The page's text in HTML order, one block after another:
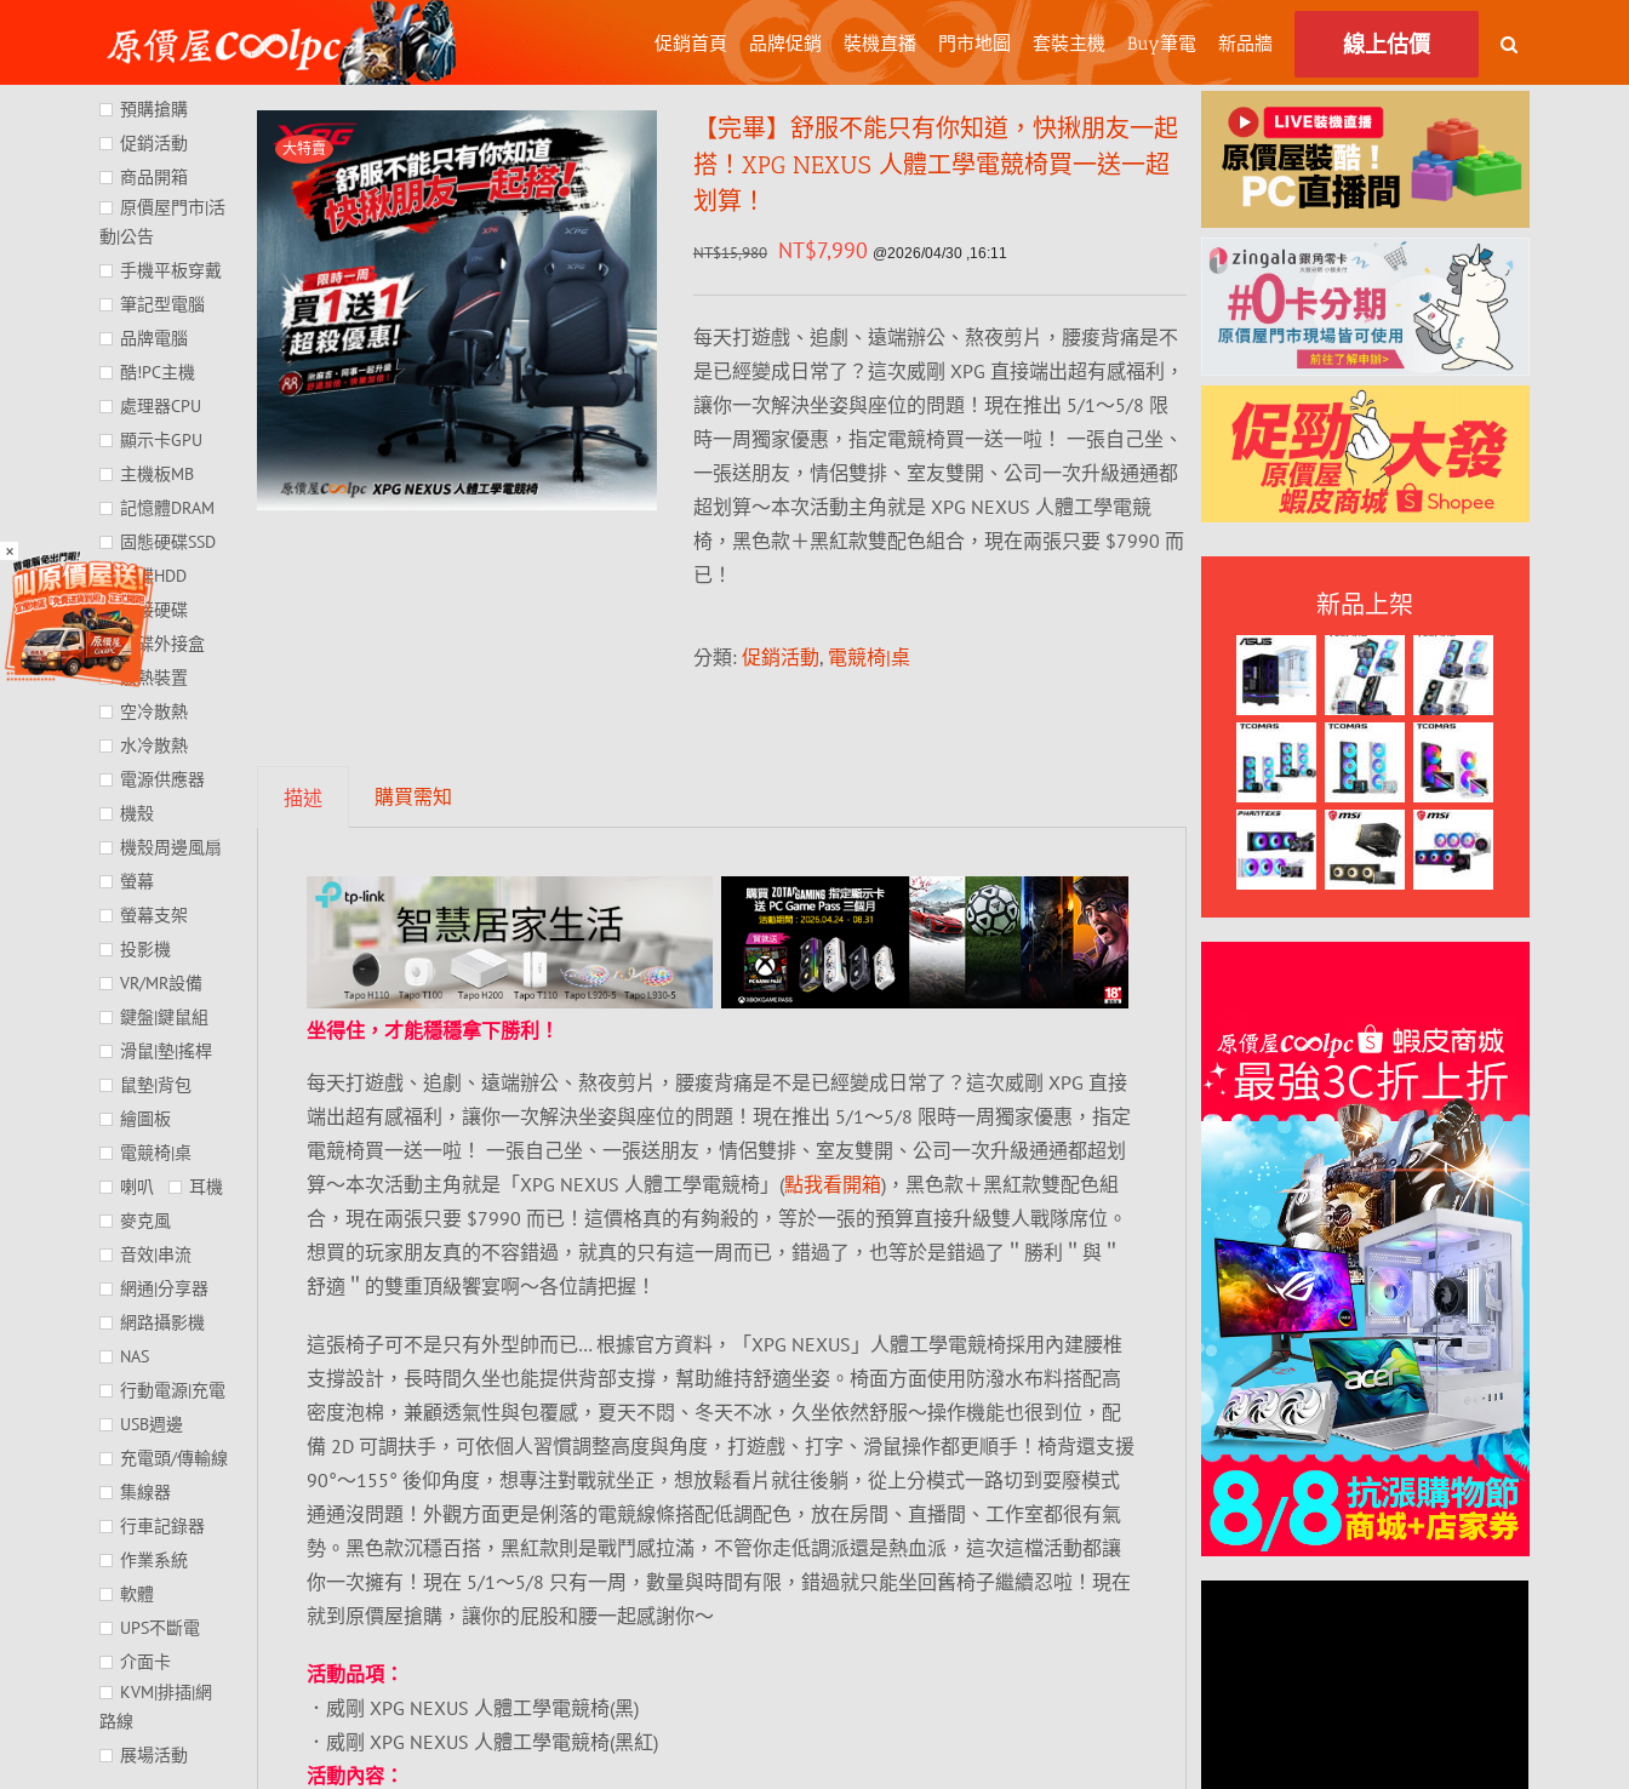
×
content
促銷首頁 品牌促銷 裝機直播 門市地圖 套裝主機 Buy筆電 新品牆 線上估價
大特賣
【完畢】舒服不能只有你知道，快揪朋友一起
搭！XPG NEXUS 人體工學電競椅買一送一超
划算！
NT$15,980 NT$7,990 @2026/04/30 ,16:11
每天打遊戲、追劇、遠端辦公、熬夜剪片，腰痠背痛是不
是已經變成日常了？這次威剛 XPG 直接端出超有感福利，
讓你一次解決坐姿與座位的問題！現在推出 5/1～5/8 限
時一周獨家優惠，指定電競椅買一送一啦！ 一張自己坐、
一張送朋友，情侶雙排、室友雙開、公司一次升級通通都
超划算～本次活動主角就是 XPG NEXUS 人體工學電競
椅，黑色款＋黑紅款雙配色組合，現在兩張只要 $7990 而
已！
分類: 促銷活動, 電競椅|桌
描述 購買需知
坐得住，才能穩穩拿下勝利！
每天打遊戲、追劇、遠端辦公、熬夜剪片，腰痠背痛是不是已經變成日常了？這次威剛 XPG 直接
端出超有感福利，讓你一次解決坐姿與座位的問題！現在推出 5/1～5/8 限時一周獨家優惠，指定
電競椅買一送一啦！ 一張自己坐、一張送朋友，情侶雙排、室友雙開、公司一次升級通通都超划
算～本次活動主角就是「XPG NEXUS 人體工學電競椅」(點我看開箱)，黑色款＋黑紅款雙配色組
合，現在兩張只要 $7990 而已！這價格真的有夠殺的，等於一張的預算直接升級雙人戰隊席位。
想買的玩家朋友真的不容錯過，就真的只有這一周而已，錯過了，也等於是錯過了＂勝利＂與＂
舒適＂的雙重頂級饗宴啊～各位請把握！
這張椅子可不是只有外型帥而已… 根據官方資料，「XPG NEXUS」人體工學電競椅採用內建腰椎
支撐設計，長時間久坐也能提供背部支撐，幫助維持舒適坐姿。椅面方面使用防潑水布料搭配高
密度泡棉，兼顧透氣性與包覆感，夏天不悶、冬天不冰，久坐依然舒服～操作機能也很到位，配
備 2D 可調扶手，可依個人習慣調整高度與角度，打遊戲、打字、滑鼠操作都更順手！椅背還支援
90°～155° 後仰角度，想專注對戰就坐正，想放鬆看片就往後躺，從上分模式一路切到耍廢模式
通通沒問題！外觀方面更是俐落的電競線條搭配低調配色，放在房間、直播間、工作室都很有氣
勢。黑色款沉穩百搭，黑紅款則是戰鬥感拉滿，不管你走低調派還是熱血派，這次這檔活動都讓
你一次擁有！現在 5/1～5/8 只有一周，數量與時間有限，錯過就只能坐回舊椅子繼續忍啦！現在
就到原價屋搶購，讓你的屁股和腰一起感謝你～
活動品項：
．威剛 XPG NEXUS 人體工學電競椅(黑)
．威剛 XPG NEXUS 人體工學電競椅(黑紅)
活動內容：
預購搶購
促銷活動
商品開箱
原價屋門市|活
動|公告
手機平板穿戴
筆記型電腦
品牌電腦
酷!PC主機
處理器CPU
顯示卡GPU
主機板MB
記憶體DRAM
固態硬碟SSD
硬碟HDD
外接硬碟
硬碟外接盒
散熱裝置
空冷散熱
水冷散熱
電源供應器
機殼
機殼周邊風扇
螢幕
螢幕支架
投影機
VR/MR設備
鍵盤|鍵鼠組
滑鼠|墊|搖桿
鼠墊|背包
繪圖板
電競椅|桌
喇叭
耳機
麥克風
音效|串流
網通|分享器
網路攝影機
NAS
行動電源|充電
USB週邊
充電頭/傳輸線
集線器
行車記錄器
作業系統
軟體
UPS不斷電
介面卡
KVM|排插|網
路線
展場活動
新品上架